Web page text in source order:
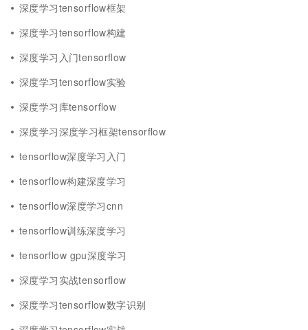
深度学习tensorflow框架
深度学习tensorflow构建
深度学习入门tensorflow
深度学习tensorflow实验
深度学习库tensorflow
深度学习深度学习框架tensorflow
tensorflow深度学习入门
tensorflow构建深度学习
tensorflow深度学习cnn
tensorflow训练深度学习
tensorflow gpu深度学习
深度学习实战tensorflow
深度学习tensorflow数字识别